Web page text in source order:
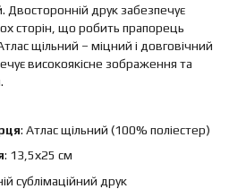
Двосторонній друк забезпечує
сторін, що робить прапорець
щільний – міцний і довговічний
високоякісне зображення та
: Атлас щільний (100% поліестер)
: 13,5х25 см
сублімаційний друк